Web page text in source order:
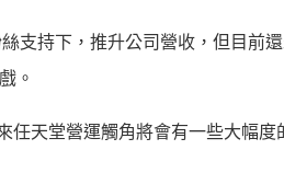
支持下，推升公司營收，但目前
。
任天堂營運觸角將會有一些大幅度